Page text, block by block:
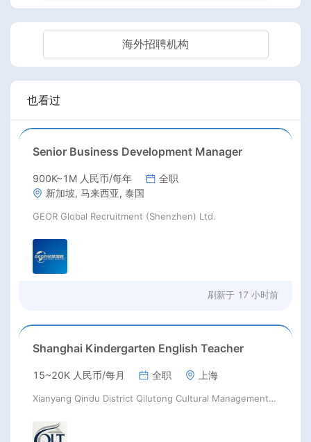
海外招聘机构
也看过
Senior Business Development Manager
900K~1M 人民币/每年
全职
新加坡, 马来西亚, 泰国
GEOR Global Recruitment (Shenzhen) Ltd.
刷新于 17 小时前
Shanghai Kindergarten English Teacher
15~20K 人民币/每月 全职 上海
Xianyang Qindu District Qilutong Cultural Management Consulting Studio